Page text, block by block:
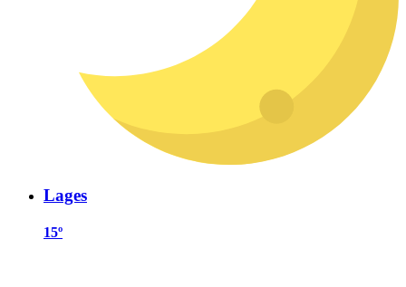
Lages
15º